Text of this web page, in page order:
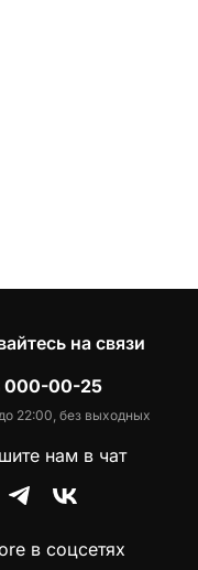
на связи
000-00-25
22:00, без выходных
нам в чат
в соцсетях